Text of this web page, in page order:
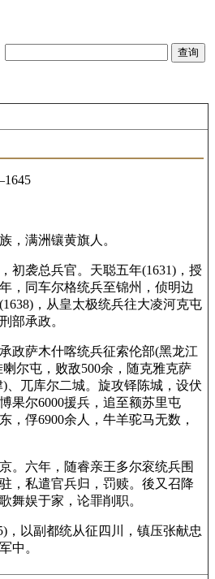
，满洲镶黄旗人。
初袭总兵官。天聪五年(1631)，授
，同车尔格统兵至锦州，侦明边
，从皇太极统兵往大凌河克屯
部承政。
政萨木什喀统兵征索伦部(黑龙江
喇尔屯，败敌500余，随克雅克萨
、兀库尔二城。旋攻铎陈城，设伏
果尔6000援兵，追至额苏里屯
，俘6900余人，牛羊驼马无数，
。六年，随睿亲王多尔衮统兵围
，私遣官兵归，罚赎。後又召降
舞娱于家，论罪削职。
，以副都统从征四川，镇压张献忠
中。